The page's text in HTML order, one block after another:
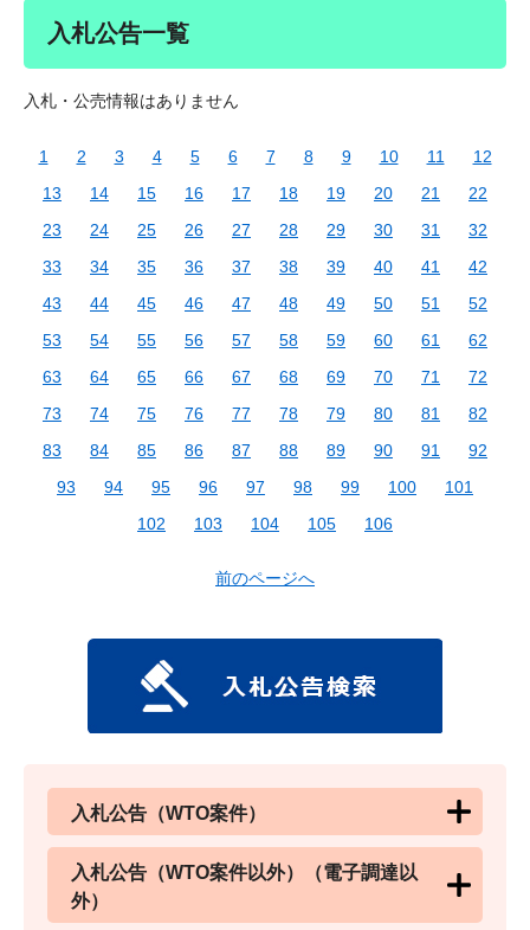
入札公告一覧
入札・公売情報はありません
1 2 3 4 5 6 7 8 9 10 11
12
13
14 15 16 17 18 19 20 21
22
23
24 25 26 27 28 29 30 31
32
33
34 35 36 37 38 39 40 41
42
43
44 45 46 47 48 49 50 51
52
53
54 55 56 57 58 59 60 61
62
63
64 65 66 67 68 69 70 71
72
73
74 75 76 77 78 79 80 81
82
83
84 85 86 87 88 89 90 91
92
93
94 95 96 97 98 99 100
101
102
103 104 105 106
前のページへ
入札公告（WTO案件）
入札公告（WTO案件以外）（電子調達以
外）